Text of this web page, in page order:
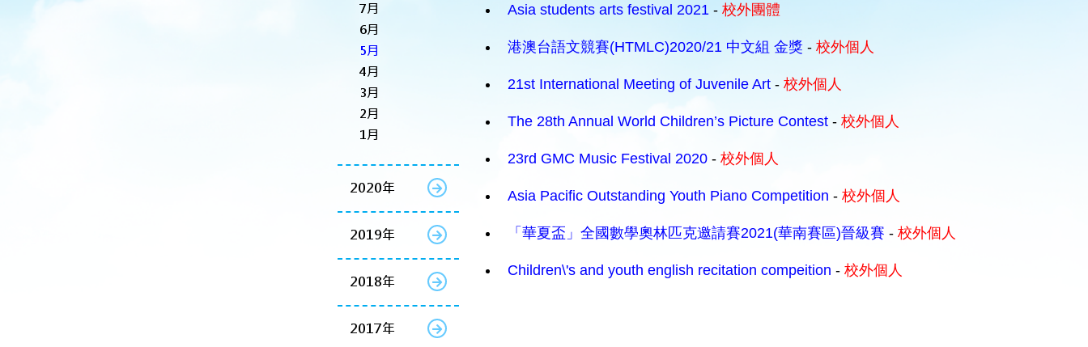
7月
6月
5月
4月
3月
2月
1月
2020年
2019年
2018年
2017年
Asia students arts festival 2021 - 校外團體
港澳台語文競賽(HTMLC)2020/21 中文組 金獎 - 校外個人
21st International Meeting of Juvenile Art - 校外個人
The 28th Annual World Children’s Picture Contest - 校外個人
23rd GMC Music Festival 2020 - 校外個人
Asia Pacific Outstanding Youth Piano Competition - 校外個人
「華夏盃」全國數學奧林匹克邀請賽2021(華南賽區)晉級賽 - 校外個人
Children\'s and youth english recitation compeition - 校外個人